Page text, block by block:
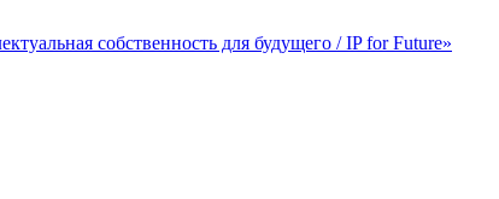
собственность для будущего / IP for Future»